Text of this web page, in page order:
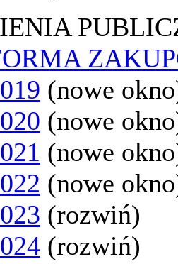
(nowe
(nowe
(nowe
(nowe
(rozwiń)
(rozwiń)